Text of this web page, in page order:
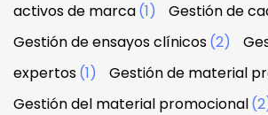
activos de marca(1) Gestión de
Gestión de ensayos clínicos(2)
expertos(1) Gestión de material
Gestión del material promocional